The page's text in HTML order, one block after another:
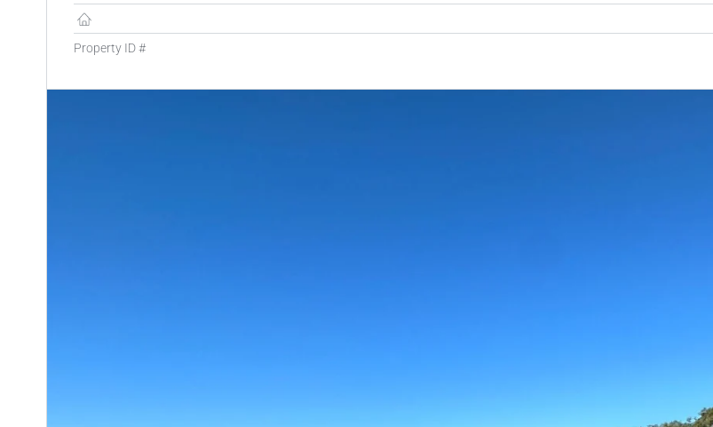
Property ID #